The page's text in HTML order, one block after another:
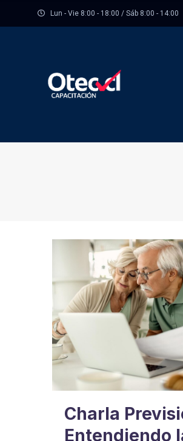
Lun - Vie 8:00 - 18:00 / Sáb 8:00 - 14:00
Charla
Entendiendo